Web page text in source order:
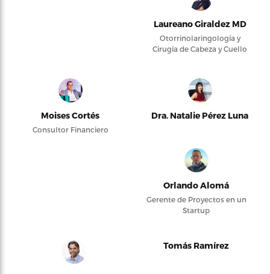
Laureano Giraldez MD
Otorrinolaringología y
Cirugía de Cabeza y Cuello
Moises Cortés
Consultor Financiero
Dra. Natalie Pérez Luna
Orlando Alomá
Gerente de Proyectos en un
Startup
Tomás Ramírez